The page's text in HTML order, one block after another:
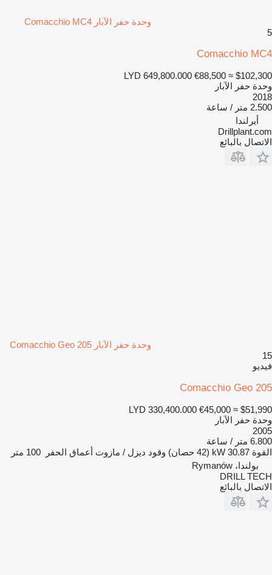
وحدة حفر الآبار Comacchio MC4
5
Comacchio MC4
LYD 649,800.000 €88,500 ≈ $102,300
وحدة حفر الآبار
2018
2.500 متر / ساعة
أيرلندا
Drillplant.com
الاتصال بالبائع
وحدة حفر الآبار Comacchio Geo 205
15
فيديو
Comacchio Geo 205
LYD 330,400.000 €45,000 ≈ $51,990
وحدة حفر الآبار
2005
6.800 متر / ساعة
القوة 30.87 kW (42 حصان) وقود ديزل / مازوت أعماق الحفر
100 متر
بولندا، Rymanów
DRILL TECH
الاتصال بالبائع